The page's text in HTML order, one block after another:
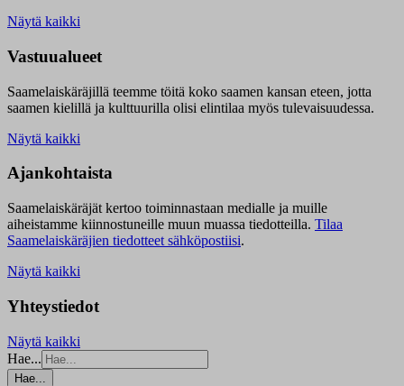
Näytä kaikki
Vastuualueet
Saamelaiskäräjillä teemme töitä koko saamen kansan eteen, jotta
saamen kielillä ja kulttuurilla olisi elintilaa myös tulevaisuudessa.
Näytä kaikki
Ajankohtaista
Saamelaiskäräjät kertoo toiminnastaan medialle ja muille
aiheistamme kiinnostuneille muun muassa tiedotteilla. Tilaa
Saamelaiskäräjien tiedotteet sähköpostiisi.
Näytä kaikki
Yhteystiedot
Näytä kaikki
Hae...
Hae...